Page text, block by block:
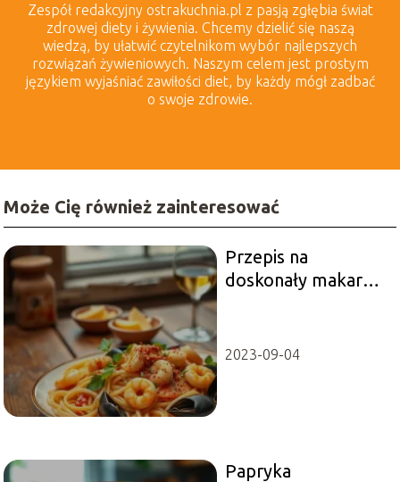
Zespół redakcyjny ostrakuchnia.pl z pasją zgłębia świat
zdrowej diety i żywienia. Chcemy dzielić się naszą
wiedzą, by ułatwić czytelnikom wybór najlepszych
rozwiązań żywieniowych. Naszym celem jest prostym
językiem wyjaśniać zawiłości diet, by każdy mógł zadbać
o swoje zdrowie.
Może Cię również zainteresować
Przepis na
doskonały makaron
2023-09-04
Papryka